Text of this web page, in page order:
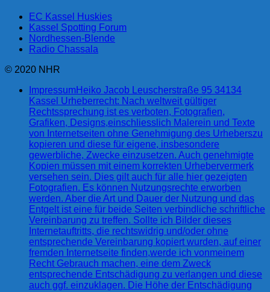
EC Kassel Huskies
Kassel Spotting Forum
Nordhessen-Blende
Radio Chassala
© 2020 NHR
ImpressumHeiko Jacob Leuscherstraße 95 34134
Kassel Urheberrecht: Nach weltweit gültiger
Rechtssprechung ist es verboten, Fotografien,
Grafiken, Designs,einschliesslich Malerein und Texte
von Internetseiten ohne Genehmigung des Urheberszu
kopieren und diese für eigene, insbesondere
gewerbliche, Zwecke einzusetzen. Auch genehmigte
Kopien müssen mit einem korrekten Urhebervermerk
versehen sein. Dies gilt auch für alle hier gezeigten
Fotografien. Es können Nutzungsrechte erworben
werden. Aber die Art und Dauer der Nutzung und das
Entgelt ist eine für beide Seiten verbindliche schriftliche
Vereinbarung zu treffen. Sollte ich Bilder dieses
Internetauftritts, die rechtswidrig und/oder ohne
entsprechende Vereinbarung kopiert wurden, auf einer
fremden Internetseite finden,werde ich vonmeinem
Recht Gebrauch machen, eine dem Zweck
entsprechende Entschädigung zu verlangen und diese
auch ggf. einzuklagen. Die Höhe der Entschädigung